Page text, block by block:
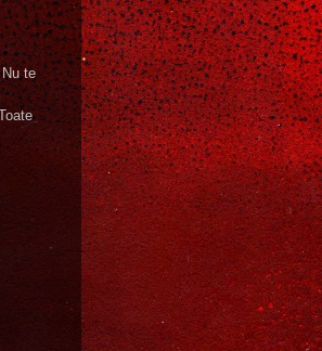
te